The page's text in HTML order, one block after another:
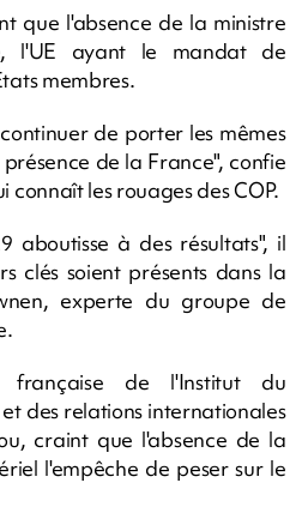
que l'absence de la ministre
l'UE ayant le mandat de
membres.
de porter les mêmes
de la France", confie
connaît les rouages des COP.
aboutisse à des résultats", il
clés soient présents dans la
experte du groupe de
française de l'Institut du
des relations internationales
craint que l'absence de la
l'empêche de peser sur le